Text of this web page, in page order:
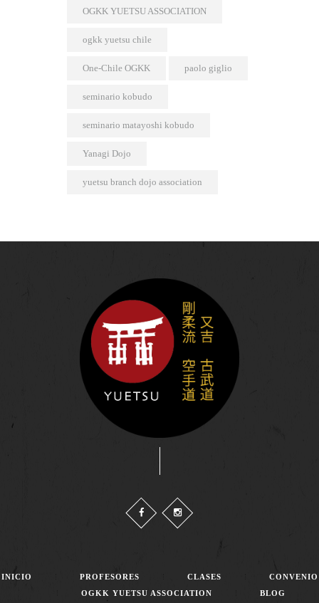
OGKK YUETSU ASSOCIATION
ogkk yuetsu chile
One-Chile OGKK paolo giglio
seminario kobudo
seminario matayoshi kobudo
Yanagi Dojo
yuetsu branch dojo association
INICIO PROFESORES CLASES
CONVENIO
OGKK YUETSU ASSOCIATION
BLOG